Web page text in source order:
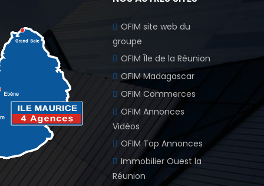
OFIM site web du
groupe
OFIM Île de la Réunion
OFIM Madagascar
OFIM Commerces
OFIM Annonces
Vidéos
OFIM Top Annonces
Immobilier Ouest la
Réunion